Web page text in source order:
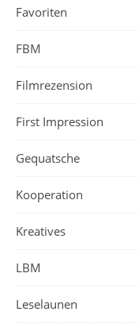
Favoriten
FBM
Filmrezension
First Impression
Gequatsche
Kooperation
Kreatives
LBM
Leselaunen